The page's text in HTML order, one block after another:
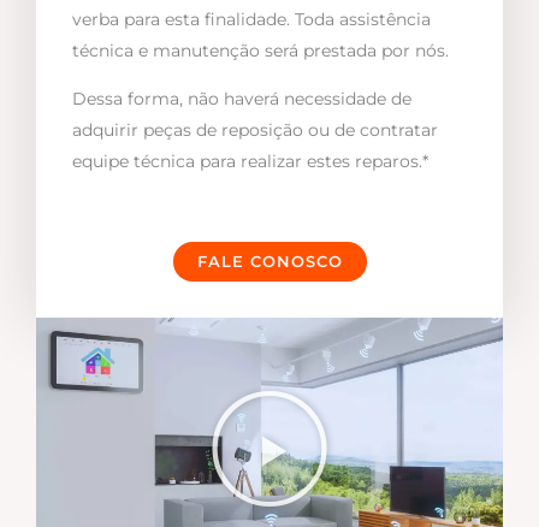
verba para esta finalidade. Toda assistência
técnica e manutenção será prestada por nós.
Dessa forma, não haverá necessidade de
adquirir peças de reposição ou de contratar
equipe técnica para realizar estes reparos.*
FALE CONOSCO